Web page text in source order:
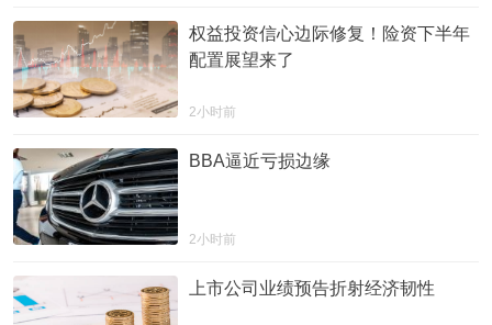
权益投资信心边际修复！险资下半年
配置展望来了
2小时前
BBA逼近亏损边缘
2小时前
上市公司业绩预告折射经济韧性